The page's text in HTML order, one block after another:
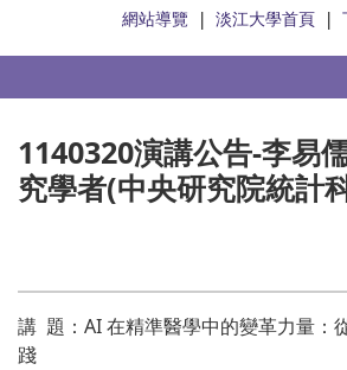
網站導覽 |淡江大學首頁 |
1140320演講公告-李易
究學者(中央研究院統計
講 題：AI 在精準醫學中的變革力量：
踐